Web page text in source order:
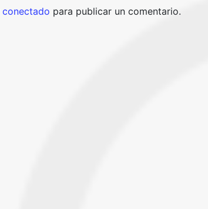
conectado para publicar un comentario.